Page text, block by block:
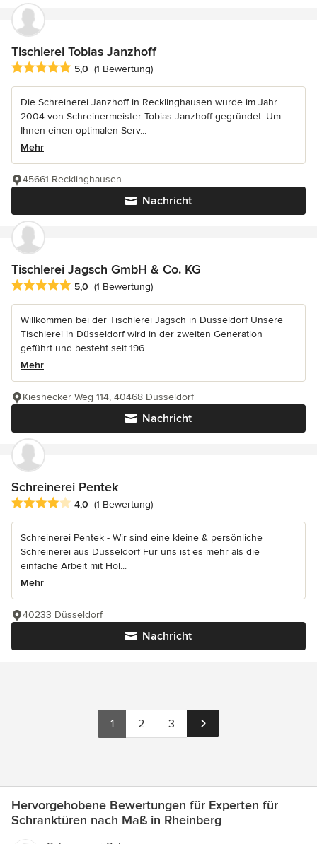
Tischlerei Tobias Janzhoff
Durchschnittliche Bewertung: 5 von 5 Sternen
5,0 (1 Bewertung)
Die Schreinerei Janzhoff in Recklinghausen wurde im Jahr
2004 von Schreinermeister Tobias Janzhoff gegründet. Um
Ihnen einen optimalen Serv...
Mehr
Nachricht
45661 Recklinghausen
Tischlerei Jagsch GmbH & Co. KG
Durchschnittliche Bewertung: 5 von 5 Sternen
5,0 (1 Bewertung)
Willkommen bei der Tischlerei Jagsch in Düsseldorf Unsere
Tischlerei in Düsseldorf wird in der zweiten Generation
geführt und besteht seit 196...
Mehr
Nachricht
Kieshecker Weg 114, 40468 Düsseldorf
Schreinerei Pentek
Durchschnittliche Bewertung: 4 von 5 Sternen
4,0 (1 Bewertung)
Schreinerei Pentek - Wir sind eine kleine & persönliche
Schreinerei aus Düsseldorf Für uns ist es mehr als die
einfache Arbeit mit Hol...
Mehr
Nachricht
40233 Düsseldorf
1 2 3
Hervorgehobene Bewertungen für Experten für
Schranktüren nach Maß in Rheinberg